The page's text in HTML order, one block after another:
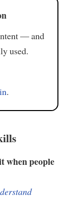
— and
used.
.
when people